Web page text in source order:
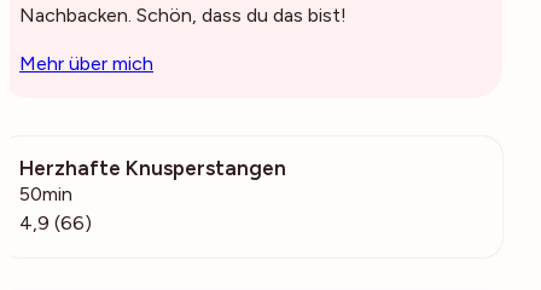
Nachbacken. Schön, dass du das bist!
Mehr über mich
Herzhafte Knusperstangen
50min
4,9 (66)